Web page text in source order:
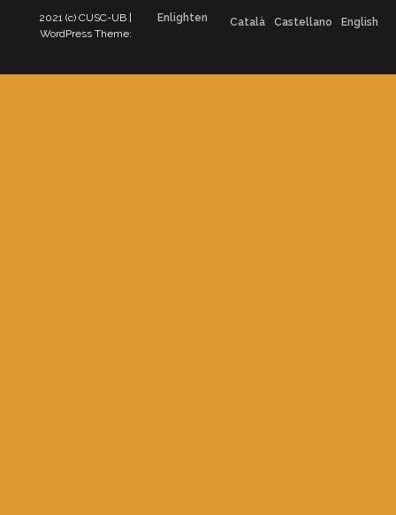
2021 (c) CUSC-UB |
WordPress Theme:
Enlighten Català Castellano English